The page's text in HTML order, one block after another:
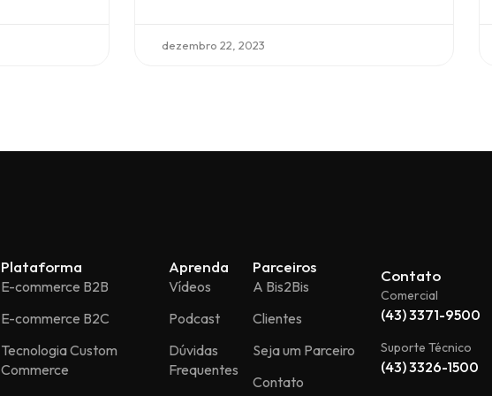
dezembro 22, 2023
Plataforma
E-commerce B2B
E-commerce B2C
Tecnologia Custom
Commerce
Aprenda
Vídeos
Podcast
Dúvidas
Frequentes
Parceiros
A Bis2Bis
Clientes
Seja um Parceiro
Contato
Contato
Comercial
(43) 3371-9500
Suporte Técnico
(43) 3326-1500